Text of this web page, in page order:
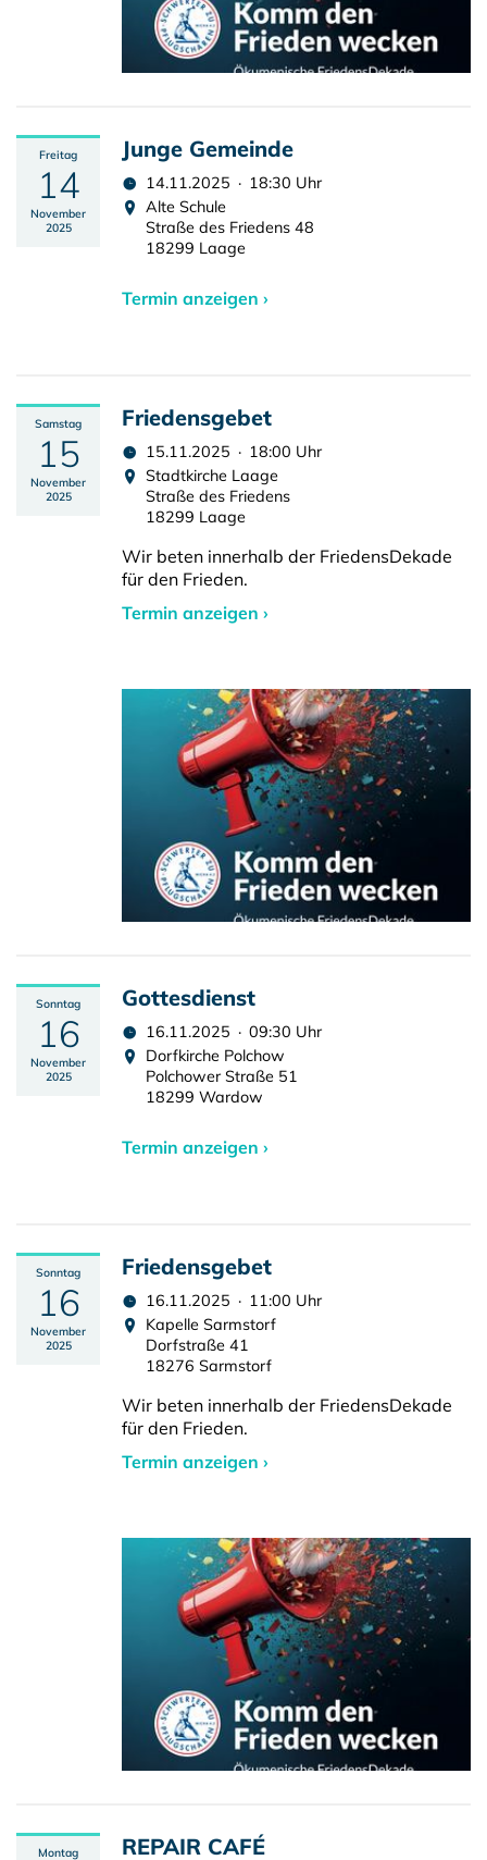
Freitag
14
November
2025
Junge Gemeinde
14.11.2025 · 18:30 Uhr
Alte Schule
Straße des Friedens 48
18299 Laage
Termin anzeigen ›
Samstag
15
November
2025
Friedensgebet
15.11.2025 · 18:00 Uhr
Stadtkirche Laage
Straße des Friedens
18299 Laage
Wir beten innerhalb der FriedensDekade
für den Frieden.
Termin anzeigen ›
Sonntag
16
November
2025
Gottesdienst
16.11.2025 · 09:30 Uhr
Dorfkirche Polchow
Polchower Straße 51
18299 Wardow
Termin anzeigen ›
Sonntag
16
November
2025
Friedensgebet
16.11.2025 · 11:00 Uhr
Kapelle Sarmstorf
Dorfstraße 41
18276 Sarmstorf
Wir beten innerhalb der FriedensDekade
für den Frieden.
Termin anzeigen ›
Montag REPAIR CAFÉ